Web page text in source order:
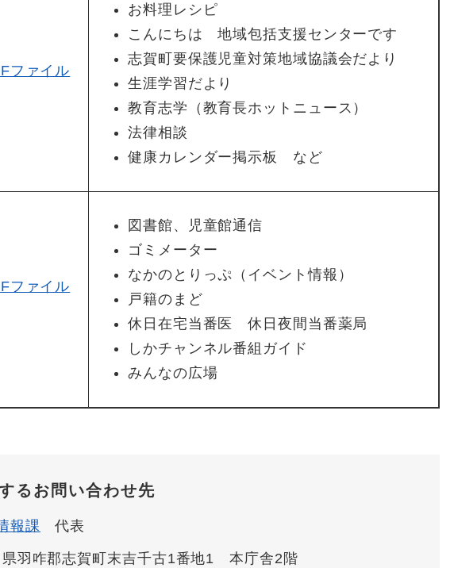
ファイル
お料理レシピ
こんにちは 地域包括支援センターです
志賀町要保護児童対策地域協議会だより
生涯学習だより
教育志学（教育長ホットニュース）
法律相談
健康カレンダー掲示板 など
ファイル
図書館、児童館通信
ゴミメーター
なかのとりっぷ（イベント情報）
戸籍のまど
休日在宅当番医 休日夜間当番薬局
しかチャンネル番組ガイド
みんなの広場
るお問い合わせ先
報課 代表
羽咋郡志賀町末吉千古1番地1 本庁舎2階